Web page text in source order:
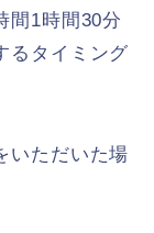
間1時間30分
るタイミング
いただいた場